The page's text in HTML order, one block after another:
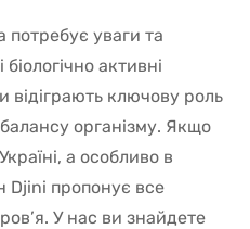
потребує уваги та
активні
відіграють ключову роль
організму. Якщо
а особливо в
Djini пропонує все
У нас ви знайдете